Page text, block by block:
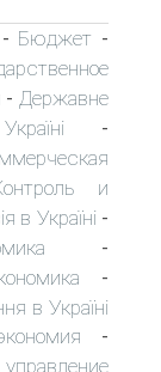
- Бюджет -
- Державне
-
и
в Україні -
-
-
в Україні
-